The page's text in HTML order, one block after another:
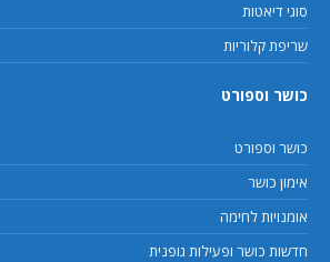
סוגי דיאטות
שריפת קלוריות
כושר וספורט
כושר וספורט
אימון כושר
אומנויות לחימה
חדשות כושר ופעילות גופנית